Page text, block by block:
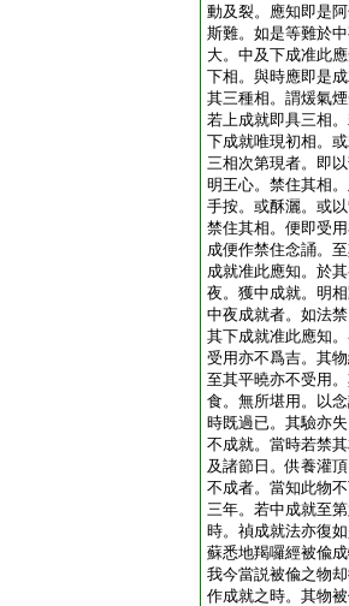
動及裂。應知即是
斯難。如是等難於
大。中及下成准此
下相。與時應即是
其三種相。謂煖氣
若上成就即具三相
下成就唯現初相。
三相次第現者。即
明王心。禁住其相
手按。或酥灑。或
禁住其相。便即受
成便作禁住念誦。
成就准此應知。於
夜。獲中成就。明
中夜成就者。如法
其下成就准此應知
受用亦不爲吉。其
至其平曉亦不受用
食。無所堪用。以
時既過已。其驗亦
不成就。當時若禁
及諸節日。供養灌
不成者。當知此物
三年。若中成就至
時。禎成就法亦復
蘇悉地羯囉經被偸
我今當説被偸之物
作成就之時。其物